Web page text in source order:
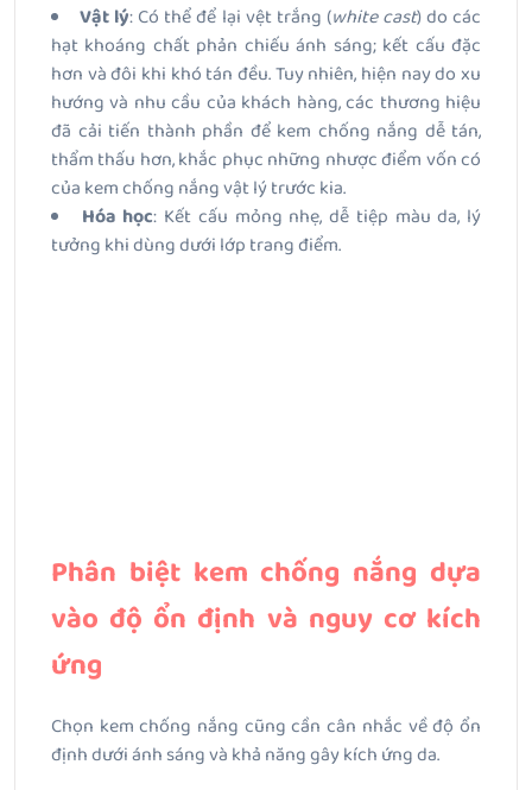
Vật lý: Có thể để lại vệt trắng (white cast) do các
hạt khoáng chất phản chiếu ánh sáng; kết cấu đặc
hơn và đôi khi khó tán đều. Tuy nhiên, hiện nay do xu
hướng và nhu cầu của khách hàng, các thương hiệu
đã cải tiến thành phần để kem chống nắng dễ tán,
thẩm thấu hơn, khắc phục những nhược điểm vốn có
của kem chống nắng vật lý trước kia.
Hóa học: Kết cấu mỏng nhẹ, dễ tiệp màu da, lý
tưởng khi dùng dưới lớp trang điểm.
Phân biệt kem chống nắng dựa
vào độ ổn định và nguy cơ kích
ứng
Chọn kem chống nắng cũng cần cân nhắc về độ ổn
định dưới ánh sáng và khả năng gây kích ứng da.